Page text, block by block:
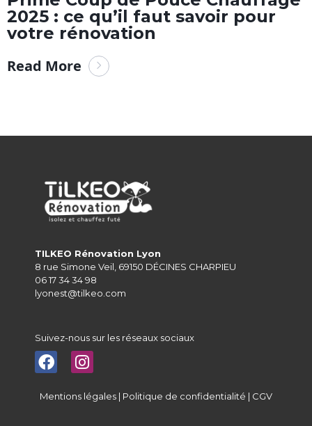
2025 : ce qu’il faut savoir pour
votre rénovation
Read More
TILKEO Rénovation Lyon
8 rue Simone Veil, 69150 DÉCINES CHARPIEU
06 17 34 34 98
lyonest@tilkeo.com
Suivez-nous sur les réseaux sociaux
Mentions légales | Politique de confidentialité | CGV